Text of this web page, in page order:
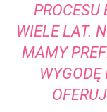
PROCESU
WIELE LAT.
MAMY